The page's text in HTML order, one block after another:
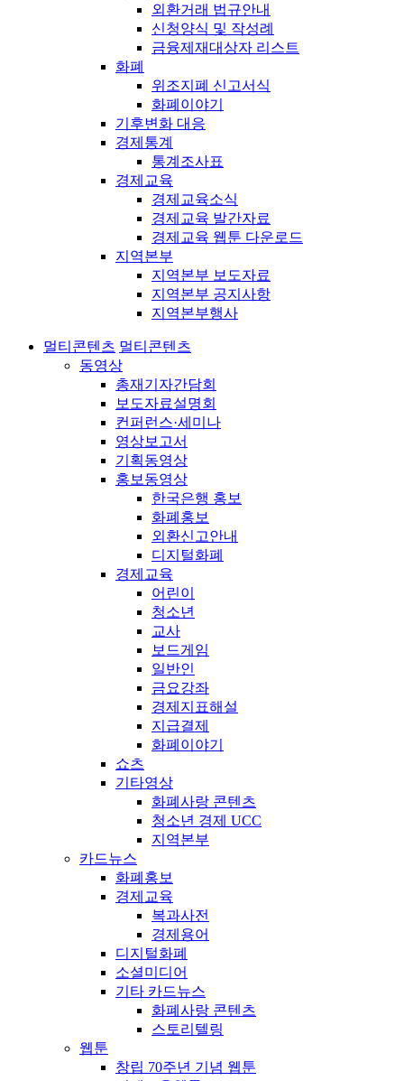
외환거래 법규안내
신청양식 및 작성례
금융제재대상자 리스트
화폐
위조지폐 신고서식
화폐이야기
기후변화 대응
경제통계
통계조사표
경제교육
경제교육소식
경제교육 발간자료
경제교육 웹툰 다운로드
지역본부
지역본부 보도자료
지역본부 공지사항
지역본부행사
멀티콘텐츠 멀티콘텐츠
동영상
총재기자간담회
보도자료설명회
컨퍼런스·세미나
영상보고서
기획동영상
홍보동영상
한국은행 홍보
화폐홍보
외환신고안내
디지털화폐
경제교육
어린이
청소년
교사
보드게임
일반인
금요강좌
경제지표해설
지급결제
화폐이야기
쇼츠
기타영상
화폐사랑 콘텐츠
청소년 경제 UCC
지역본부
카드뉴스
화폐홍보
경제교육
복과사전
경제용어
디지털화폐
소셜미디어
기타 카드뉴스
화폐사랑 콘텐츠
스토리텔링
웹툰
창립 70주년 기념 웹툰